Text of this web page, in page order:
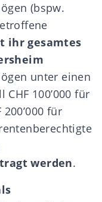
(bspw.
ihr gesamtes
unter einen
100’000 für
für
werden.